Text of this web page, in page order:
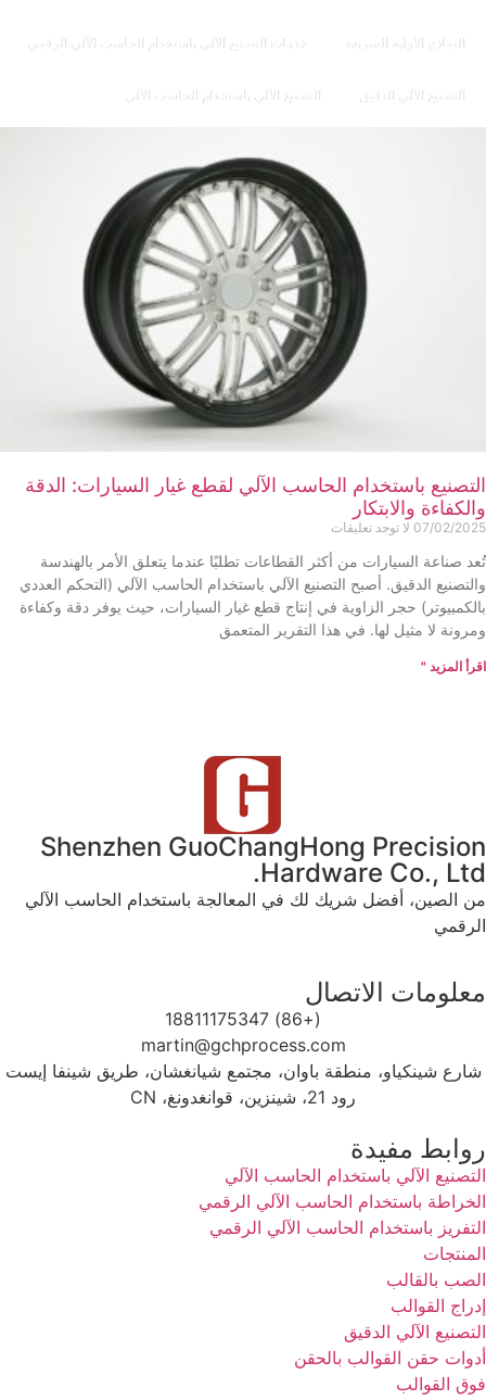
النماذج الأولية السريعة خدمات التصنيع الآلي باستخدام الحاسب الآلي الرقمي
التصنيع الآلي الدقيق التصنيع الآلي باستخدام الحاسب الآلي
التصنيع باستخدام الحاسب الآلي لقطع غيار السيارات: الدقة
والكفاءة والابتكار
07/02/2025 لا توجد تعليقات
تُعد صناعة السيارات من أكثر القطاعات تطلبًا عندما يتعلق الأمر بالهندسة
والتصنيع الدقيق. أصبح التصنيع الآلي باستخدام الحاسب الآلي (التحكم العددي
بالكمبيوتر) حجر الزاوية في إنتاج قطع غيار السيارات، حيث يوفر دقة وكفاءة
ومرونة لا مثيل لها. في هذا التقرير المتعمق
اقرأ المزيد "
Shenzhen GuoChangHong Precision
Hardware Co., Ltd.
من الصين، أفضل شريك لك في المعالجة باستخدام الحاسب الآلي
الرقمي
معلومات الاتصال
(+86) 18811175347
martin@gchprocess.com
شارع شينكياو، منطقة باوان، مجتمع شيانغشان، طريق شينفا إيست
رود 21، شينزين، قوانغدونغ، CN
روابط مفيدة
التصنيع الآلي باستخدام الحاسب الآلي
الخراطة باستخدام الحاسب الآلي الرقمي
التفريز باستخدام الحاسب الآلي الرقمي
المنتجات
الصب بالقالب
إدراج القوالب
التصنيع الآلي الدقيق
أدوات حقن القوالب بالحقن
فوق القوالب